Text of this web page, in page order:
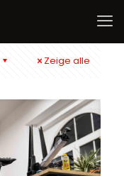
Zeige alle